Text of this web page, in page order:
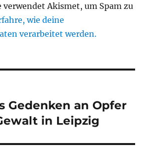
verwendet Akismet, um Spam zu
wie deine
verarbeitet werden.
Gedenken an Opfer
in Leipzig